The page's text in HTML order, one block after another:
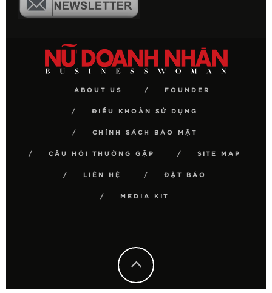
ABOUT US FOUNDER
ĐIỀU KHOẢN SỬ DỤNG
CHÍNH SÁCH BẢO MẬT
CÂU HỎI THƯỜNG GẶP SITE MAP
LIÊN HỆ ĐẶT BÁO
MEDIA KIT